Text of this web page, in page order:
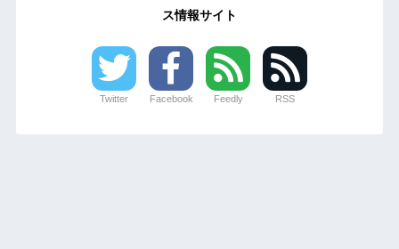
ス情報サイト
Twitter Facebook Feedly RSS